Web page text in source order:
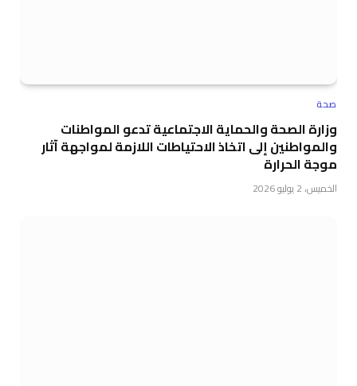
صحة
وزارة الصحة والحماية الاجتماعية تدعو المواطنات
والمواطنين إلى اتخاذ الاحتياطات اللازمة لمواجهة آثار
موجة الحرارة
الخميس، 2 يوليو 2026